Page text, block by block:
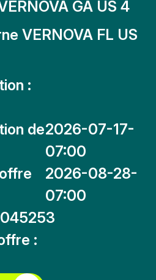
GA US 4
VERNOVA FL US
:
de2026-07-17-
07:00
2026-08-28-
07:00
: